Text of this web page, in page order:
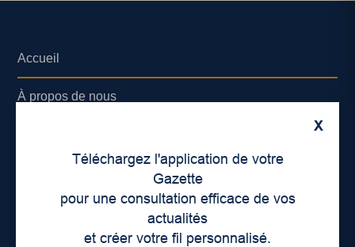
X
Téléchargez l'application de votre
Gazette
pour une consultation efficace de vos
actualités
et créer votre fil personnalisé.
Accueil
À propos de nous
Lieux de distribution